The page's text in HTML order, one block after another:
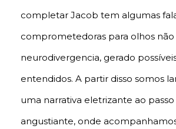
completar Jacob tem algumas
comprometedoras para olhos não
neurodivergencia, gerado
entendidos. A partir disso somos
uma narrativa eletrizante ao
angustiante, onde